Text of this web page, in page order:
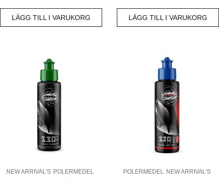
LÄGG TILL I VARUKORG LÄGG TILL I VARUKORG
NEW ARRIVAL'S POLERMEDEL POLERMEDEL NEW ARRIVAL'S